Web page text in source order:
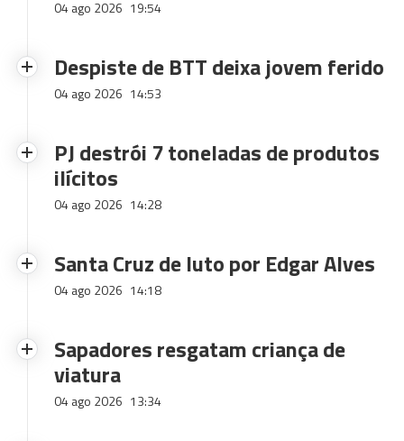
04 ago 2026 19:54
Despiste de BTT deixa jovem ferido
04 ago 2026 14:53
PJ destrói 7 toneladas de produtos
ilícitos
04 ago 2026 14:28
Santa Cruz de luto por Edgar Alves
04 ago 2026 14:18
Sapadores resgatam criança de
viatura
04 ago 2026 13:34